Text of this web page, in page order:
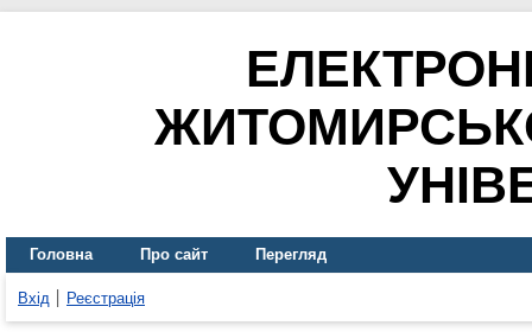
Головна Про сайт Перегляд
Вхід Реєстрація